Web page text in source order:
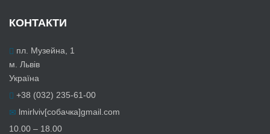
КОНТАКТИ
пл. Музейна, 1
м. Львів
Україна
+38 (032) 235-61-00
lmirlviv[собачка]gmail.com
10.00 – 18.00